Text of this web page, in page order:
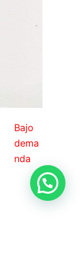
Bajo
dema
nda